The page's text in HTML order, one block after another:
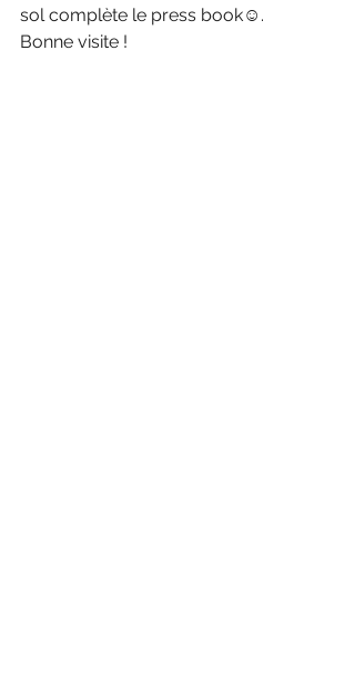
sol complète le press book☺.
Bonne visite !